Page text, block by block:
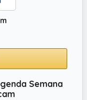
estilo de vida
completa (de
de 30 minutos
a la cesta y
Semana